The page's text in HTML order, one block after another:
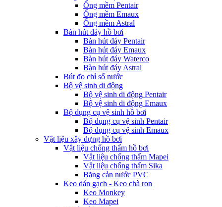
Ống mềm Pentair
Ống mềm Emaux
Ống mềm Astral
Bàn hút đáy hồ bơi
Bàn hút đáy Pentair
Bàn hút đáy Emaux
Bàn hút đáy Waterco
Bàn hút đáy Astral
Bút đo chỉ số nước
Bộ vệ sinh di động
Bộ vệ sinh di động Pentair
Bộ vệ sinh di động Emaux
Bộ dụng cụ vệ sinh hồ bơi
Bộ dụng cụ vệ sinh Pentair
Bộ dụng cụ vệ sinh Emaux
Vật liệu xây dựng hồ bơi
Vật liệu chống thấm hồ bơi
Vật liệu chống thấm Mapei
Vật liệu chống thấm Sika
Băng cản nước PVC
Keo dán gạch - Keo chà ron
Keo Monkey
Keo Mapei